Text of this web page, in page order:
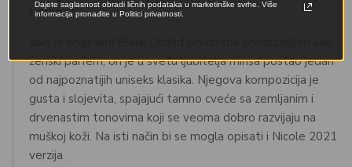
unisex?
ženski parfem, on je u svetu ljubitelja mirisa postao jedan
od najpoznatijih uniseks klasika. Njegova kompozicija je
gusta i slojevita, spajajući tamno cveće sa zemljanim i
drvenastim tonovima koji se veoma dobro razvijaju na
muškoj koži. Na isti način bi se mogla opisati i Nicole 2021
verzija.
Dajete saglasnost obradi ličnih podataka u marketinške svrhe. Više
informacija pronađite u Politici privatnosti.